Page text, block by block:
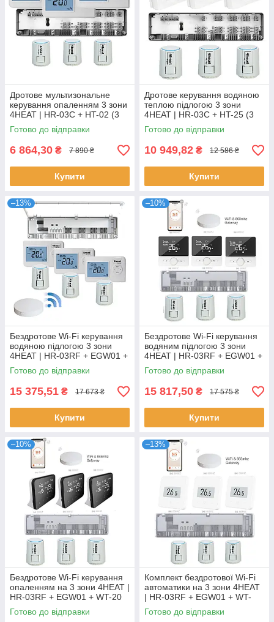
Дротове мультизональне
керування опаленням 3 зони
4HEAT | HR-03C + HT-02 (3
шт.) + Привод ATR (3шт)
Готово до відправки
6 864,30 ₴ 7 890 ₴
Купити
Дротове керування водяною
теплою підлогою 3 зони
4HEAT | HR-03C + HT-25 (3
шт.) + Привод ATR (3шт)
Готово до відправки
10 949,82 ₴ 12 586 ₴
Купити
–13%
Бездротове Wi-Fi керування
водяною підлогою 3 зони
4HEAT | HR-03RF + EGW01 +
WT-02 (3 шт.) + Привод ATR
(3шт)
Готово до відправки
15 375,51 ₴ 17 673 ₴
Купити
–10%
Бездротове Wi-Fi керування
водяним підлогою 3 зони
4HEAT | HR-03RF + EGW01 +
WT-25 (3 шт.) + Привод ATR
(3 шт.)
Готово до відправки
15 817,50 ₴ 17 575 ₴
Купити
–10%
Бездротове Wi-Fi керування
опаленням на 3 зони 4HEAT |
HR-03RF + EGW01 + WT-20
(3 шт.) + Привод ATR (3 шт.)
Готово до відправки
–13%
Комплект бездротової Wi-Fi
автоматики на 3 зони 4HEAT
| HR-03RF + EGW01 + WT-
75W (3 шт.) + Привод ATR
(3шт)
Готово до відправки